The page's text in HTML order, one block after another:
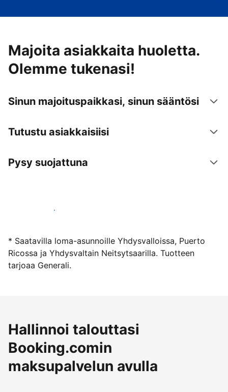
Majoita asiakkaita huoletta.
Olemme tukenasi!
Sinun majoituspaikkasi, sinun sääntösi
Tutustu asiakkaisiisi
Pysy suojattuna
Ryhdy majoittajaksi
* Saatavilla loma-asunnoille Yhdysvalloissa, Puerto
Ricossa ja Yhdysvaltain Neitsytsaarilla. Tuotteen
tarjoaa Generali.
Hallinnoi talouttasi
Booking.comin
maksupalvelun avulla